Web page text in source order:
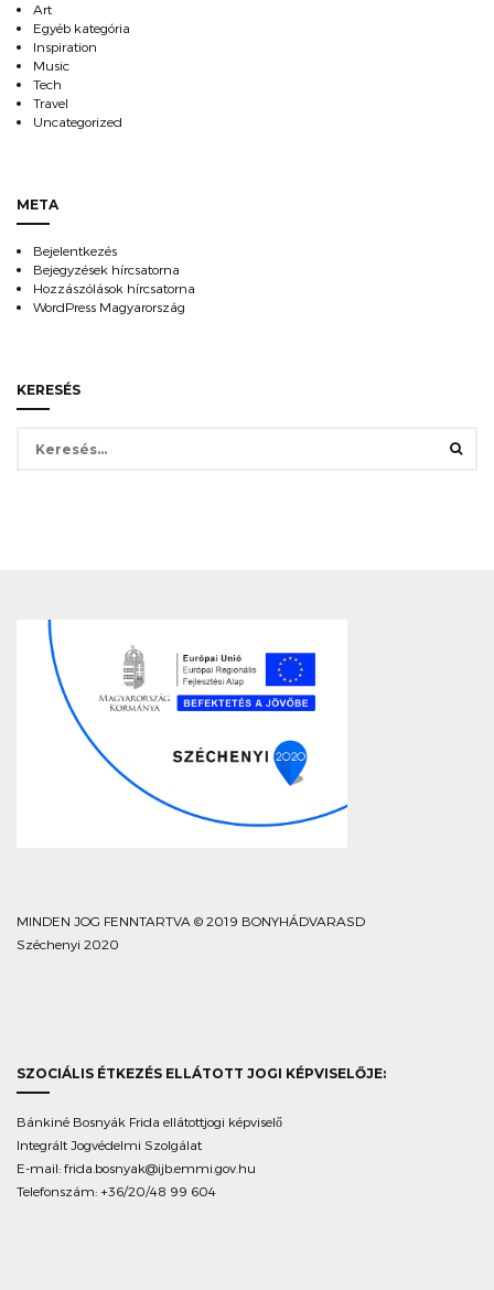
Art
Egyéb kategória
Inspiration
Music
Tech
Travel
Uncategorized
META
Bejelentkezés
Bejegyzések hírcsatorna
Hozzászólások hírcsatorna
WordPress Magyarország
KERESÉS
MINDEN JOG FENNTARTVA © 2019 BONYHÁDVARASD
Széchenyi 2020
SZOCIÁLIS ÉTKEZÉS ELLÁTOTT JOGI KÉPVISELŐJE:
Bánkiné Bosnyák Frida ellátottjogi képviselő
Integrált Jogvédelmi Szolgálat
E-mail: frida.bosnyak@ijb.emmi.gov.hu
Telefonszám: +36/20/48 99 604